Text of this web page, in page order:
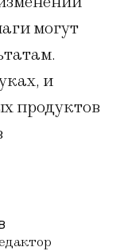
могут
и
продуктов